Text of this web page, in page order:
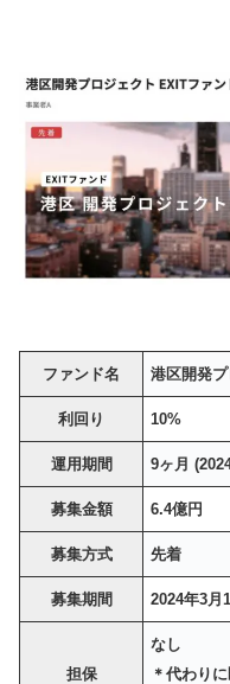
ファンド名 港区開発
利回り 10%
運用期間 9ヶ月
募集金額 6.4億円
募集方式 先着
募集期間 2024年3月
担保
なし
＊代わり